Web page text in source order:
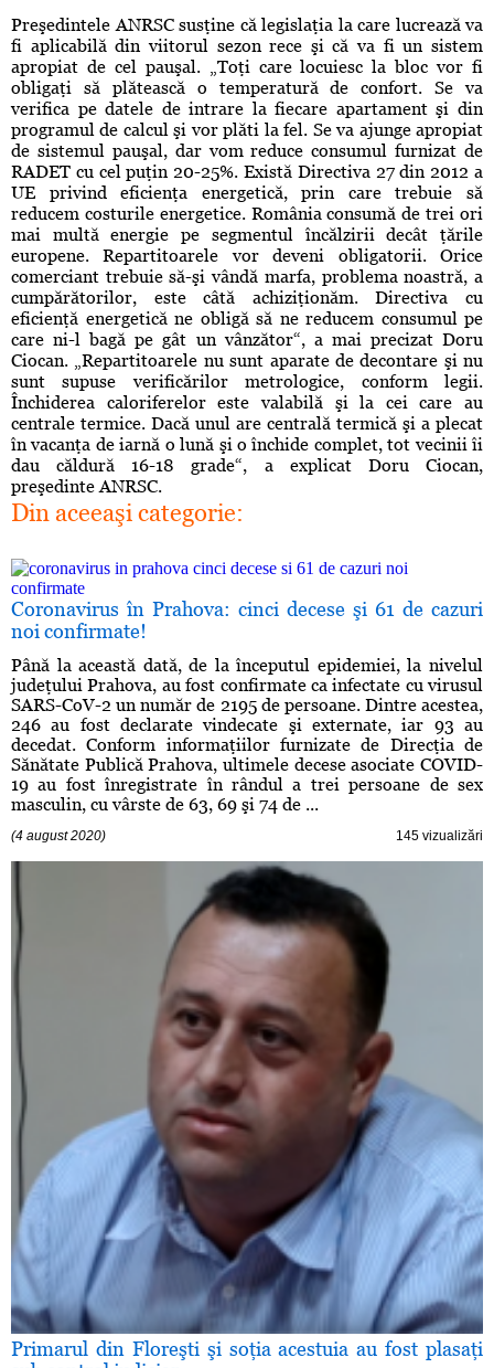
Preşedintele ANRSC susţine că legislaţia la care lucrează va
fi aplicabilă din viitorul sezon rece şi că va fi un sistem
apropiat de cel pauşal. „Toţi care locuiesc la bloc vor fi
obligaţi să plătească o temperatură de confort. Se va
verifica pe datele de intrare la fiecare apartament şi din
programul de calcul şi vor plăti la fel. Se va ajunge apropiat
de sistemul pauşal, dar vom reduce consumul furnizat de
RADET cu cel puţin 20-25%. Există Directiva 27 din 2012 a
UE privind eficienţa energetică, prin care trebuie să
reducem costurile energetice. România consumă de trei ori
mai multă energie pe segmentul încălzirii decât ţările
europene. Repartitoarele vor deveni obligatorii. Orice
comerciant trebuie să-şi vândă marfa, problema noastră, a
cumpărătorilor, este câtă achiziţionăm. Directiva cu
eficienţă energetică ne obligă să ne reducem consumul pe
care ni-l bagă pe gât un vânzător“, a mai precizat Doru
Ciocan. „Repartitoarele nu sunt aparate de decontare şi nu
sunt supuse verificărilor metrologice, conform legii.
Închiderea caloriferelor este valabilă şi la cei care au
centrale termice. Dacă unul are centrală termică şi a plecat
în vacanţa de iarnă o lună şi o închide complet, tot vecinii îi
dau căldură 16-18 grade“, a explicat Doru Ciocan,
preşedinte ANRSC.
Din aceeaşi categorie:
Coronavirus în Prahova: cinci decese şi 61 de cazuri
noi confirmate!
Până la această dată, de la începutul epidemiei, la nivelul
judeţului Prahova, au fost confirmate ca infectate cu virusul
SARS-CoV-2 un număr de 2195 de persoane. Dintre acestea,
246 au fost declarate vindecate şi externate, iar 93 au
decedat. Conform informaţiilor furnizate de Direcţia de
Sănătate Publică Prahova, ultimele decese asociate COVID-
19 au fost înregistrate în rândul a trei persoane de sex
masculin, cu vârste de 63, 69 şi 74 de ...
(4 august 2020) 145 vizualizări
Primarul din Floreşti şi soţia acestuia au fost plasaţi